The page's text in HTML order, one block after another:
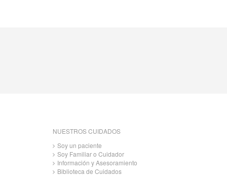
NUESTROS CUIDADOS
Soy un paciente
Soy Familiar o Cuidador
Información y Asesoramiento
Biblioteca de Cuidados